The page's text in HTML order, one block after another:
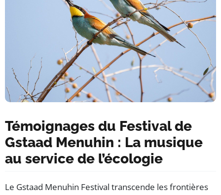
Témoignages du Festival de
Gstaad Menuhin : La musique
au service de l’écologie
Le Gstaad Menuhin Festival transcende les frontières